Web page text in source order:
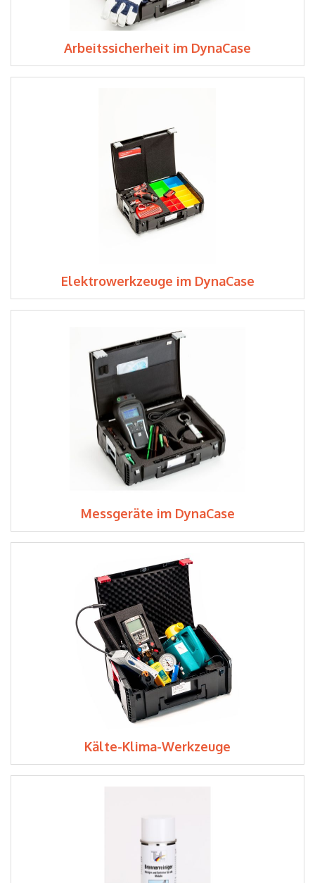
Arbeitssicherheit im DynaCase
Elektrowerkzeuge im DynaCase
Messgeräte im DynaCase
Kälte-Klima-Werkzeuge